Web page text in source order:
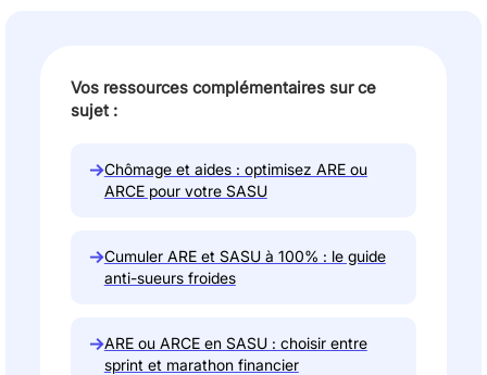
Vos ressources complémentaires sur ce
sujet :
→Chômage et aides : optimisez ARE ou
ARCE pour votre SASU
→Cumuler ARE et SASU à 100% : le guide
anti-sueurs froides
→ARE ou ARCE en SASU : choisir entre
sprint et marathon financier